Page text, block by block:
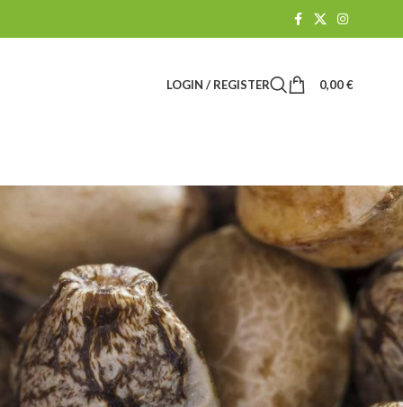
LOGIN / REGISTER 0,00€
Suchen
SUCHEN
BLOG-KATEGORIEN